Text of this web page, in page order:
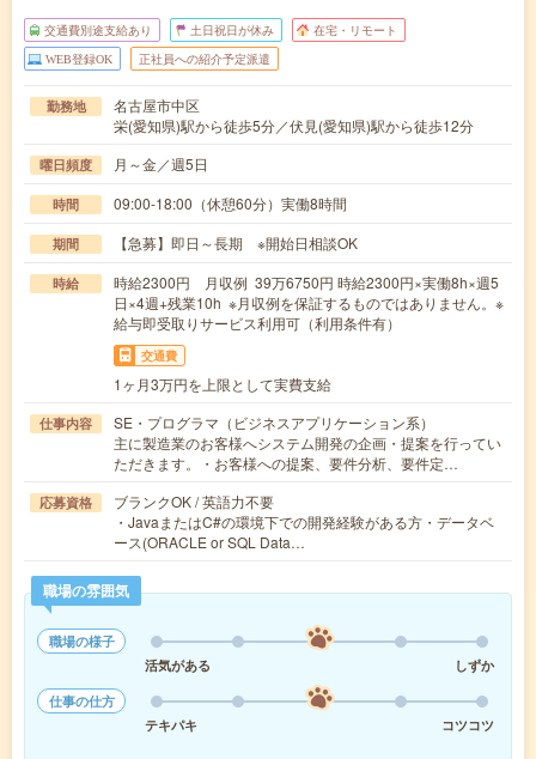
交通費別途支給あり 土日祝日が休み 在宅・リモート
WEB登録OK 正社員への紹介予定派遣
勤務地
名古屋市中区
栄(愛知県)駅から徒歩5分／伏見(愛知県)駅から徒歩12分
曜日頻度 月～金／週5日
時間 09:00-18:00（休憩60分）実働8時間
期間 【急募】即日～長期 ※開始日相談OK
時給
時給2300円 月収例 39万6750円 時給2300円×実働8h×週5
日×4週+残業10h ※月収例を保証するものではありません。※
給与即受取りサービス利用可（利用条件有）
交通費
1ヶ月3万円を上限として実費支給
仕事内容
SE・プログラマ（ビジネスアプリケーション系）
主に製造業のお客様へシステム開発の企画・提案を行ってい
ただきます。・お客様への提案、要件分析、要件定…
応募資格
ブランクOK / 英語力不要
・JavaまたはC#の環境下での開発経験がある方・データベ
ース(ORACLE or SQL Data…
職場の雰囲気
職場の様子
活気がある
しずか
仕事の仕方
テキパキ
コツコツ